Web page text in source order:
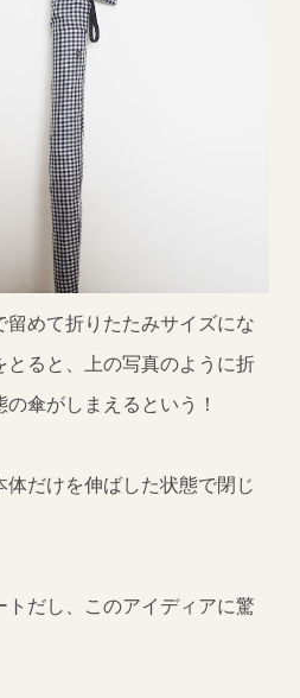
めて折りたたみサイズにな
とると、上の写真のように折
傘がしまえるという！
だけを伸ばした状態で閉じ
トだし、このアイディアに驚